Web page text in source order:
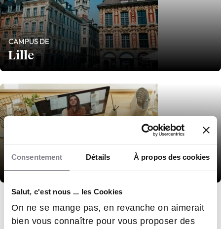
Consentement Détails À propos des cookies
Salut, c'est nous ... les Cookies
On ne se mange pas, en revanche on aimerait
bien vous connaître pour vous proposer des
CAMPUS DE
Lille
CAMPUS DE
A distance